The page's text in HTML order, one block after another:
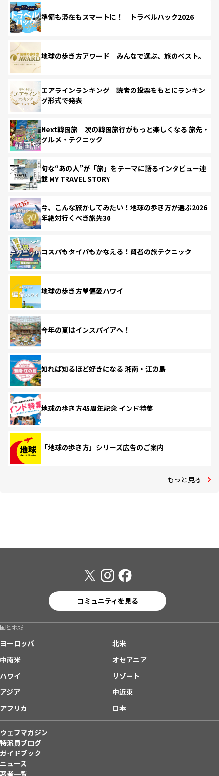
準備も滞在もスマートに！ トラベルハック2026
地球の歩き方アワード みんなで選ぶ、旅のベスト。
エアラインランキング 読者の投票をもとにランキン
グ形式で発表
Next韓国旅 次の韓国旅行がもっと楽しくなる 旅先・
グルメ・テクニック
旬な“あの人”が「旅」をテーマに語るインタビュー連
載 MY TRAVEL STORY
今、こんな旅がしてみたい！地球の歩き方が選ぶ2026
年絶対行くべき旅先30
コスパもタイパもかなえる！賢者の旅テクニック
地球の歩き方♥偏愛ハワイ
今年の夏はインスパイアへ！
知れば知るほど好きになる 湘南・江の島
地球の歩き方45周年記念 インド特集
「地球の歩き方」シリーズ広告のご案内
もっと見る
コミュニティを見る
国と地域
ヨーロッパ
北米
中南米
オセアニア
ハワイ
リゾート
アジア
中近東
アフリカ
日本
ウェブマガジン
特派員ブログ
ガイドブック
ニュース
著者一覧